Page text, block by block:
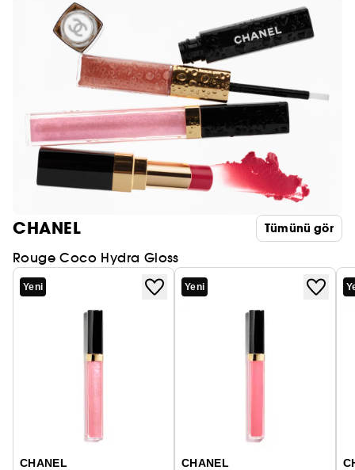
CHANEL
Rouge Coco Hydra Gloss
Tümünü gör
Yeni
CHANEL
Yeni
CHANEL